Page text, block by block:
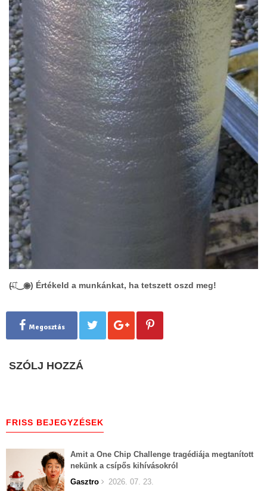
(̶◉͛‿◉̶) Értékeld a munkánkat, ha tetszett oszd meg!
Megosztás
SZÓLJ HOZZÁ
FRISS BEJEGYZÉSEK
Amit a One Chip Challenge tragédiája megtanított
nekünk a csípős kihívásokról
Gasztro
2026. 07. 23.